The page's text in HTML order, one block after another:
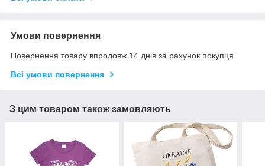
Умови повернення
Повернення товару впродовж 14 днів за рахунок покупця
Всі умови повернення
З цим товаром також замовляють